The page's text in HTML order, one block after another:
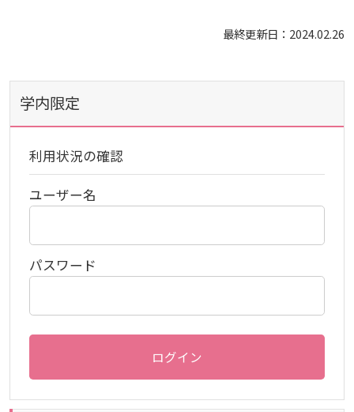
カリキュラム・ポリシー（2016～2019年度心理・
カリキュラム・ポリシー（2015年度以前入学生）
ディプロマ・ポリシー（2016～2019年度入学生）
ディプロマ・ポリシー（2015年度以前入学生）
大学院ディプロマ・ポリシー（2024年度入学生）
大学院ディプロマ・ポリシー（2021～2023年度入
学生）
大学院ディプロマ・ポリシー（2020年度以前入学
生）
大学章と大学旗
大学歌
自己点検・評価
薬学部薬学科の自己点検・評価について
大学院薬学研究科 自己点検・評価報告書
告書
高等教育の修学支援新制度
ガバナンス・コード
卒業生・進路先 調査結果
東広島キャンパス
基盤教育センター
講座のご案内
合格者の方へのメッセージ
入学準備学習プログラム
広国IPEとは
情報メディアラーニングセンター
情報端末の必携化について
図書館
利用案内
利用案内（学外利用者）
学内ネットワークの概要
東広島キャンパス
ラーニング・コモンズ
連携・協定について
研究情報の公開について（オプトアウト）
広島国際大学Town＆Gownoffice東広島
健幸ステーション
広国市民大学
広国市民大学（市民カレッジ）学生募集
広国市民大学（地域交流カレッジ）学生募集
大学見学・体験をご希望の方（一般の団体様）
海外専門研修
CH（中国語）
最終更新日：2024.02.26
学内限定
利用状況の確認
ユーザー名
パスワード
ログイン